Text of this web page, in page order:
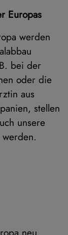
Europas
werden
bei der
oder die
aus
stellen
unsere